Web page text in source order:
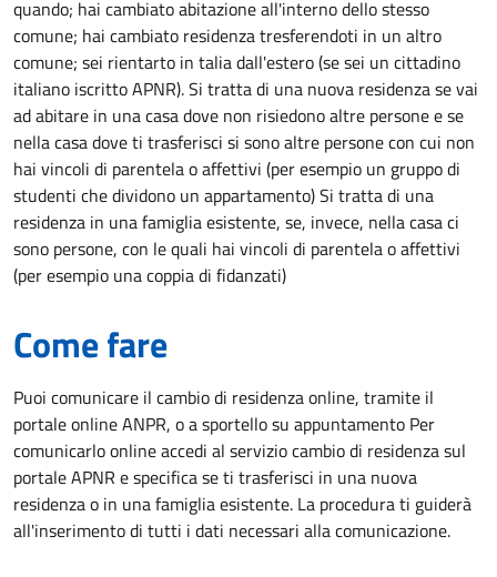
quando; hai cambiato abitazione all'interno dello stesso
comune; hai cambiato residenza tresferendoti in un altro
comune; sei rientarto in talia dall'estero (se sei un cittadino
italiano iscritto APNR). Si tratta di una nuova residenza se vai
ad abitare in una casa dove non risiedono altre persone e se
nella casa dove ti trasferisci si sono altre persone con cui non
hai vincoli di parentela o affettivi (per esempio un gruppo di
studenti che dividono un appartamento) Si tratta di una
residenza in una famiglia esistente, se, invece, nella casa ci
sono persone, con le quali hai vincoli di parentela o affettivi
(per esempio una coppia di fidanzati)
Come fare
Puoi comunicare il cambio di residenza online, tramite il
portale online ANPR, o a sportello su appuntamento Per
comunicarlo online accedi al servizio cambio di residenza sul
portale APNR e specifica se ti trasferisci in una nuova
residenza o in una famiglia esistente. La procedura ti guiderà
all'inserimento di tutti i dati necessari alla comunicazione.